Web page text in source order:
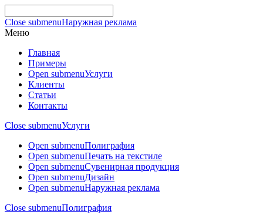
Close submenuНаружная реклама
Меню
Главная
Примеры
Open submenuУслуги
Клиенты
Статьи
Контакты
Close submenuУслуги
Open submenuПолиграфия
Open submenuПечать на текстиле
Open submenuСувенирная продукция
Open submenuДизайн
Open submenuНаружная реклама
Close submenuПолиграфия